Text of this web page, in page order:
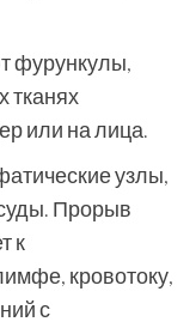
фурункулы,
тканях
или на лица.
узлы,
Прорыв
к
кровотоку,
с